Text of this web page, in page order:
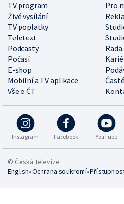
TV program
Pro
Živé vysílání
TV poplatky
Teletext
Podcasty
Rada
Počasí
E-shop
Mobilní a TV aplikace
Vše o ČT
Instagram Facebook YouTube
© Česká televize
English•Ochrana soukromí•